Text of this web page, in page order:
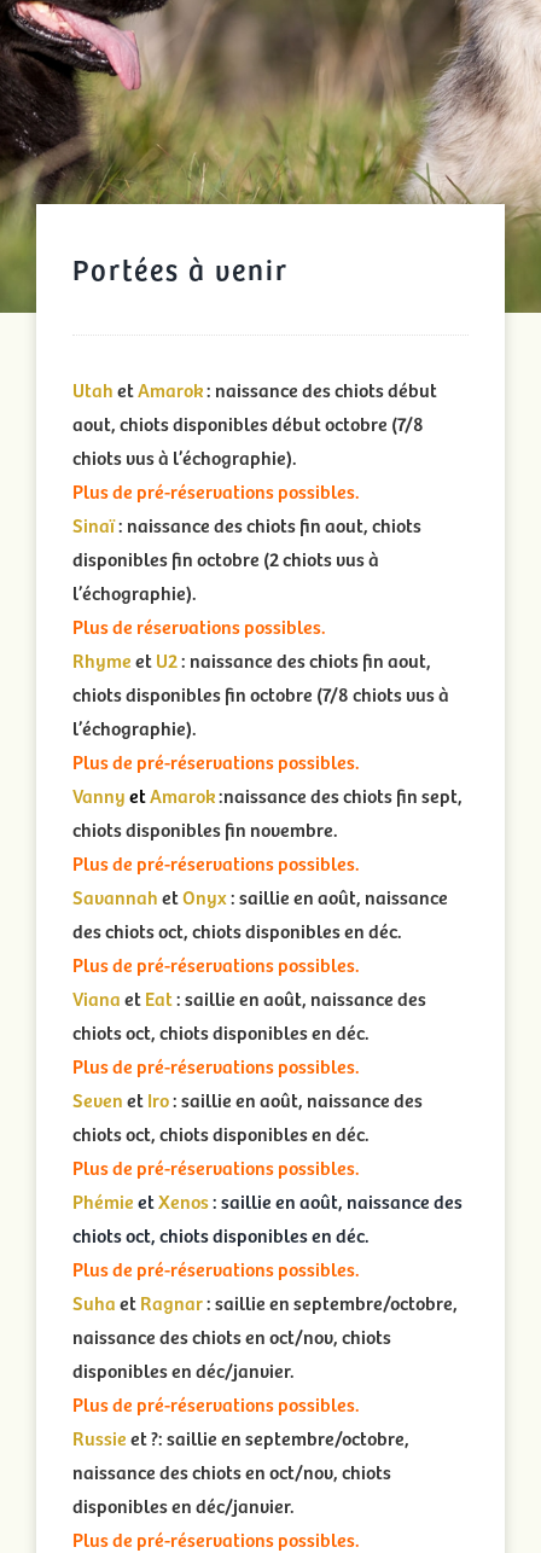
Portées à venir
UtahetAmarok: naissance des chiots début
aout, chiots disponibles début octobre (7/8
chiots vus à l’échographie).
Plus de pré-réservations possibles.
Sinaï: naissance des chiots fin aout, chiots
disponibles fin octobre (2 chiots vus à
l’échographie).
Plus de réservations possibles.
RhymeetU2: naissance des chiots fin aout,
chiots disponibles fin octobre (7/8 chiots vus à
l’échographie).
Plus de pré-réservations possibles.
VannyetAmarok:naissance des chiots fin sept,
chiots disponibles fin novembre.
Plus de pré-réservations possibles.
SavannahetOnyx: saillie en août, naissance
des chiots oct, chiots disponibles en déc.
Plus de pré-réservations possibles.
VianaetEat: saillie en août, naissance des
chiots oct, chiots disponibles en déc.
Plus de pré-réservations possibles.
SevenetIro: saillie en août, naissance des
chiots oct, chiots disponibles en déc.
Plus de pré-réservations possibles.
PhémieetXenos: saillie en août, naissance des
chiots oct, chiots disponibles en déc.
Plus de pré-réservations possibles.
SuhaetRagnar: saillie en septembre/octobre,
naissance des chiots en oct/nov, chiots
disponibles en déc/janvier.
Plus de pré-réservations possibles.
Russieet ?: saillie en septembre/octobre,
naissance des chiots en oct/nov, chiots
disponibles en déc/janvier.
Plus de pré-réservations possibles.